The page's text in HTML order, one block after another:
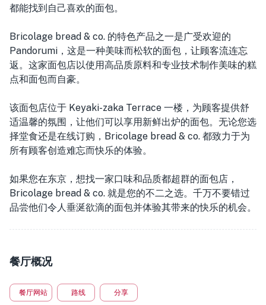
都能找到自己喜欢的面包。
Bricolage bread & co. 的特色产品之一是广受欢迎的
Pandorumi，这是一种美味而松软的面包，让顾客流连忘
返。这家面包店以使用高品质原料和专业技术制作美味的糕
点和面包而自豪。
该面包店位于 Keyaki-zaka Terrace 一楼，为顾客提供舒
适温馨的氛围，让他们可以享用新鲜出炉的面包。无论您选
择堂食还是在线订购，Bricolage bread & co. 都致力于为
所有顾客创造难忘而快乐的体验。
如果您在东京，想找一家口味和品质都超群的面包店，
Bricolage bread & co. 就是您的不二之选。千万不要错过
品尝他们令人垂涎欲滴的面包并体验其带来的快乐的机会。
餐厅概况
餐厅网站 路线 分享